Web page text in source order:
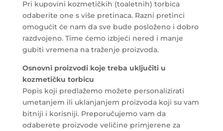
Pri kupovini kozmetičkih (toaletnih) torbica
odaberite one s više pretinaca. Razni pretinci
omogućit će nam da sve bude posloženo i dobro
razdvojeno. Time ćemo izbjeći nered i manje
gubiti vremena na traženje proizvoda.
Osnovni proizvodi koje treba uključiti u
kozmetičku torbicu
Popis koji predlažemo možete personalizirati
umetanjem ili uklanjanjem proizvoda koji su vam
bitniji i korisniji. Preporučujemo vam da
odaberete proizvode veličine primjerene za